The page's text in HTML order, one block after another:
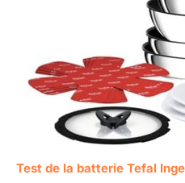
Test de la batterie Tefal